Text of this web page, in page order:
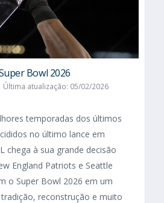
Bowl 2026
Última atualização: 05/02/2026
temporadas dos últimos
no último lance em
chega à sua grande decisão
England Patriots e Seattle
o Super Bowl 2026 em um
reconstrução e muito